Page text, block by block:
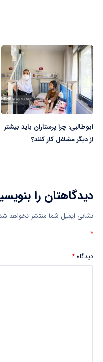
ابوطالبی: چرا پرستاران باید بیشتر
از دیگر مشاغل کار کنند؟
دیدگاهتان را
نشانی ایمیل شما منتشر نخواهد
*
دیدگاه*